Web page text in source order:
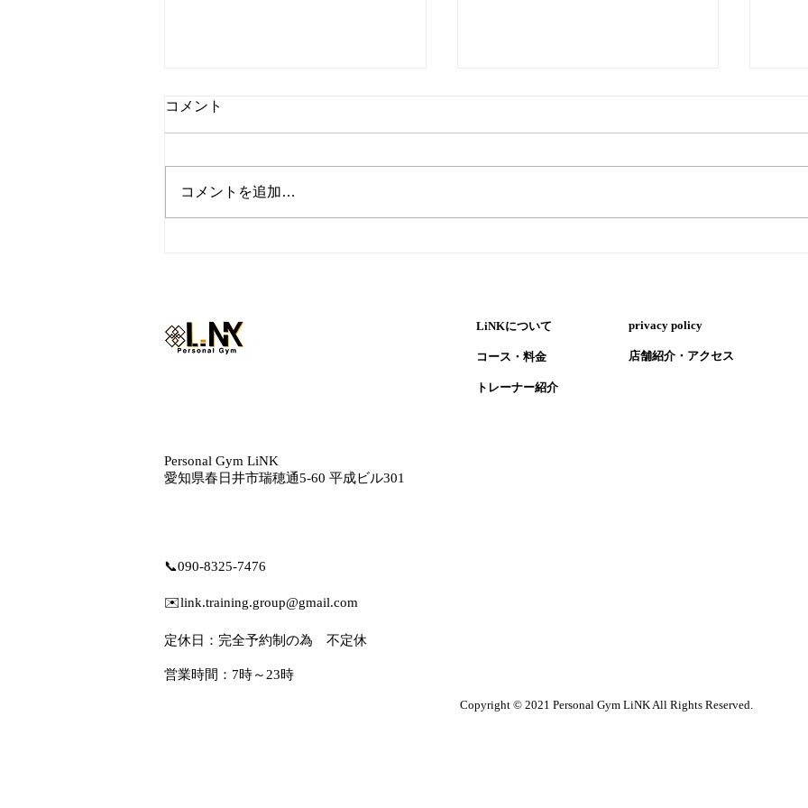
コメント
コメントを追加…
LiNKについて
コース・​料金
​トレーナー紹介
​privacy policy
​店舗紹介・アクセス
Personal Gym LiNK
愛知県春日井市瑞穂通5‐60 平成ビル301
📞090-8325-7476
✉️link.training.group@gmail.com
定休日：完全予約制の為 不定休
営業時間：7時～23時
Copyright © 2021 Personal Gym LiNK All Rights Reserved.